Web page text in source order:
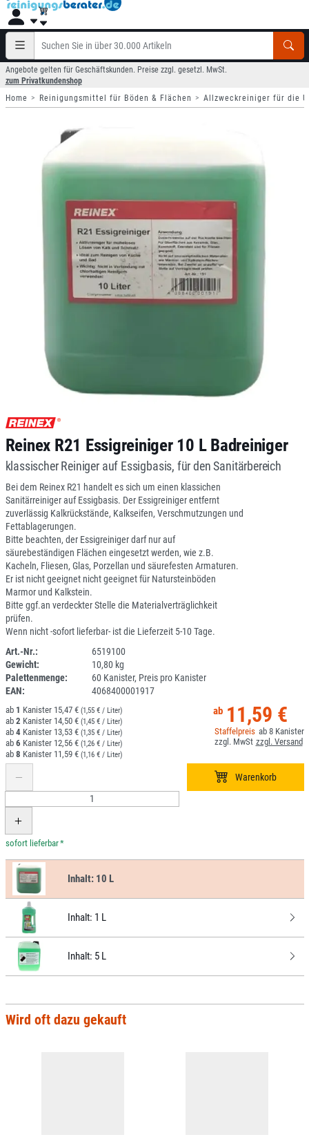
Angebote gelten für Geschäftskunden. Preise zzgl. gesetzl. MwSt.
zum Privatkundenshop
Home
Reinigungsmittel für Böden & Flächen Allzweckreiniger für die
Reinex R21 Essigreiniger 10 L Badreiniger
klassischer Reiniger auf Essigbasis, für den Sanitärbereich
Bei dem Reinex R21 handelt es sich um einen klassichen
Sanitärreiniger auf Essigbasis. Der Essigreiniger entfernt
zuverlässig Kalkrückstände, Kalkseifen, Verschmutzungen und
Fettablagerungen.
Bitte beachten, der Essigreiniger darf nur auf
säurebeständigen Flächen eingesetzt werden, wie z.B.
Kacheln, Fliesen, Glas, Porzellan und säurefesten Armaturen.
Er ist nicht geeignet nicht geeignet für Natursteinböden
Marmor und Kalkstein.
Bitte ggf.an verdeckter Stelle die Materialverträglichkeit
prüfen.
Wenn nicht -sofort lieferbar- ist die Lieferzeit 5-10 Tage.
Art.-Nr.:
6519100
Gewicht:
10,80 kg
Palettenmenge:
60 Kanister, Preis pro Kanister
EAN:
4068400001917
11,59 €
8
1 15,47 € (1,55 € / Liter)
2 14,50 € (1,45 € / Liter)
4 13,53 € (1,35 € / Liter)
6 12,56 € (1,26 € / Liter)
8 11,59 € (1,16 € / Liter)
*
Inhalt: 10 L
Inhalt: 1 L
Inhalt: 5 L
Wird oft dazu gekauft